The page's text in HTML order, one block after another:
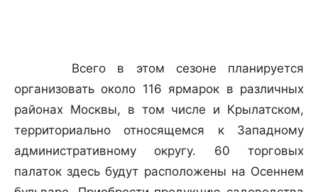
Всего в этом сезоне планируется
организовать около 116 ярмарок в различных
районах Москвы, в том числе и Крылатском,
территориально относящемся к Западному
административному округу. 60 торговых
палаток здесь будут расположены на Осеннем